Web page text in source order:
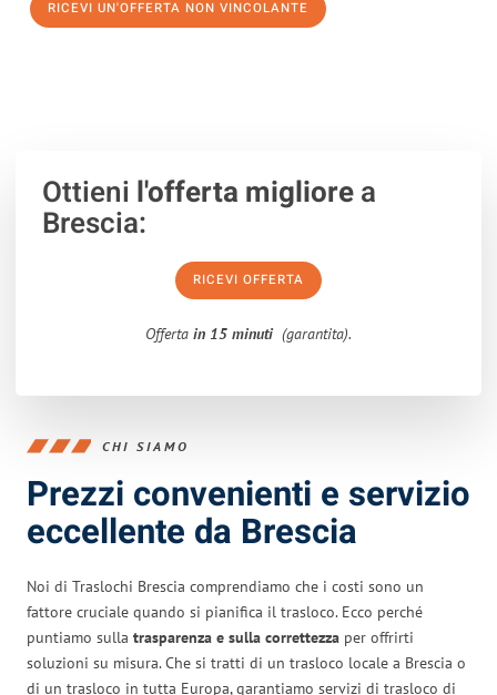
RICEVI UN'OFFERTA NON VINCOLANTE
Ottieni l'offerta migliorea
Brescia:
RICEVI OFFERTA
Offerta in 15 minuti (garantita).
CHI SIAMO
Prezzi convenienti e servizio
eccellente da Brescia
Noi di Traslochi Brescia comprendiamo che i costi sono un
fattore cruciale quando si pianifica il trasloco. Ecco perché
puntiamo sulla trasparenza e sulla correttezza per offrirti
soluzioni su misura. Che si tratti di un trasloco locale a Brescia o
di un trasloco in tutta Europa, garantiamo servizi di trasloco di